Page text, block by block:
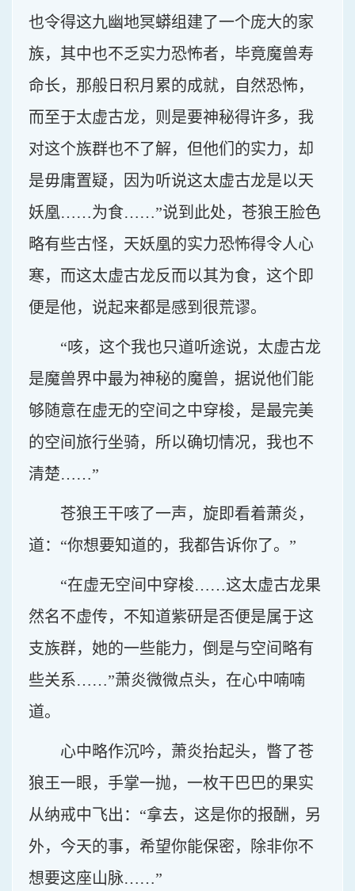
也令得这九幽地冥蟒组建了一个庞大的家
族，其中也不乏实力恐怖者，毕竟魔兽寿
命长，那般日积月累的成就，自然恐怖，
而至于太虚古龙，则是要神秘得许多，我
对这个族群也不了解，但他们的实力，却
是毋庸置疑，因为听说这太虚古龙是以天
妖凰……为食……”说到此处，苍狼王脸色
略有些古怪，天妖凰的实力恐怖得令人心
寒，而这太虚古龙反而以其为食，这个即
便是他，说起来都是感到很荒谬。
“咳，这个我也只道听途说，太虚古龙
是魔兽界中最为神秘的魔兽，据说他们能
够随意在虚无的空间之中穿梭，是最完美
的空间旅行坐骑，所以确切情况，我也不
清楚……”
苍狼王干咳了一声，旋即看着萧炎，
道：“你想要知道的，我都告诉你了。”
“在虚无空间中穿梭……这太虚古龙果
然名不虚传，不知道紫研是否便是属于这
支族群，她的一些能力，倒是与空间略有
些关系……”萧炎微微点头，在心中喃喃
道。
心中略作沉吟，萧炎抬起头，瞥了苍
狼王一眼，手掌一抛，一枚干巴巴的果实
从纳戒中飞出：“拿去，这是你的报酬，另
外，今天的事，希望你能保密，除非你不
想要这座山脉……”